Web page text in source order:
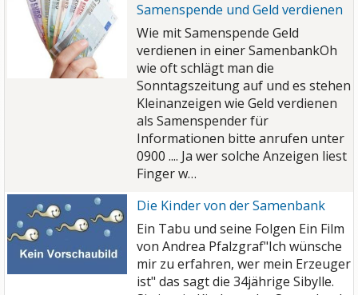
Samenspende und Geld verdienen
Wie mit Samenspende Geld
verdienen in einer SamenbankOh
wie oft schlägt man die
Sonntagszeitung auf und es stehen
Kleinanzeigen wie Geld verdienen
als Samenspender für
Informationen bitte anrufen unter
0900 .... Ja wer solche Anzeigen liest
Finger w…
Die Kinder von der Samenbank
Ein Tabu und seine Folgen Ein Film
von Andrea Pfalzgraf"Ich wünsche
mir zu erfahren, wer mein Erzeuger
ist" das sagt die 34jährige Sibylle.